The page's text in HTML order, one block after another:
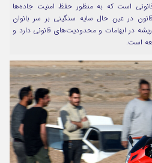
قانونی است که به منظور حفظ امنیت جاده‌ها
در عین حال سایه سنگینی بر سر بانوان
در ابهامات و محدودیت‌های قانونی دارد و
است.